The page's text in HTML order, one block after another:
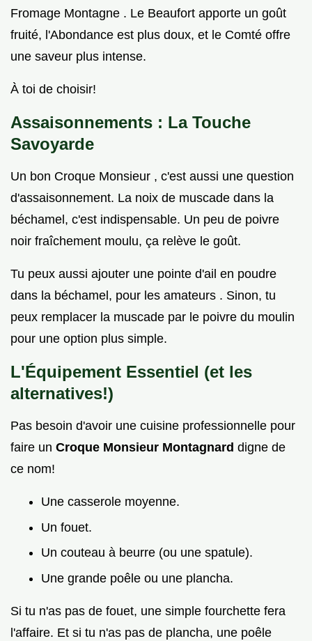
Fromage Montagne . Le Beaufort apporte un goût
fruité, l'Abondance est plus doux, et le Comté offre
une saveur plus intense.
À toi de choisir!
Assaisonnements : La Touche
Savoyarde
Un bon Croque Monsieur , c'est aussi une question
d'assaisonnement. La noix de muscade dans la
béchamel, c'est indispensable. Un peu de poivre
noir fraîchement moulu, ça relève le goût.
Tu peux aussi ajouter une pointe d'ail en poudre
dans la béchamel, pour les amateurs . Sinon, tu
peux remplacer la muscade par le poivre du moulin
pour une option plus simple.
L'Équipement Essentiel (et les
alternatives!)
Pas besoin d'avoir une cuisine professionnelle pour
faire un Croque Monsieur Montagnard digne de
ce nom!
Une casserole moyenne.
Un fouet.
Un couteau à beurre (ou une spatule).
Une grande poêle ou une plancha.
Si tu n'as pas de fouet, une simple fourchette fera
l'affaire. Et si tu n'as pas de plancha, une poêle